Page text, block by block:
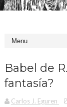
Babel de
fantasía?
Carlos J. Eguren